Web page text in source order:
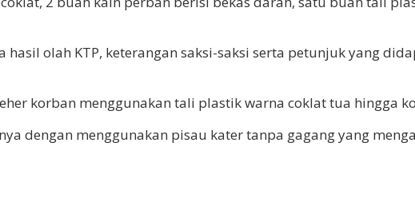
olah KTP, keterangan saksi-saksi serta petunjuk yang
korban menggunakan tali plastik warna coklat tua hingga
dengan menggunakan pisau kater tanpa gagang yang